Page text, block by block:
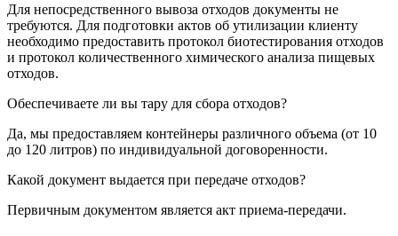
Для непосредственного вывоза отходов документы не
требуются. Для подготовки актов об утилизации клиенту
необходимо предоставить протокол биотестирования отходов
и протокол количественного химического анализа пищевых
отходов.
Обеспечиваете ли вы тару для сбора отходов?
Да, мы предоставляем контейнеры различного объема (от 10
до 120 литров) по индивидуальной договоренности.
Какой документ выдается при передаче отходов?
Первичным документом является акт приема-передачи.